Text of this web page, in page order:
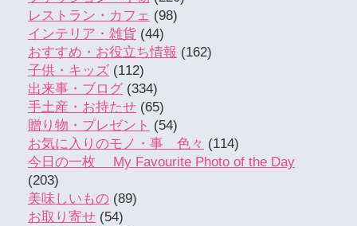
レストラン・カフェ (98)
インテリア・雑貨 (44)
おすすめ・お役立ち情報 (162)
子供・キッズ (112)
出来事・ブログ (334)
手土産・お持たせ (65)
贈り物・プレゼント (54)
お気に入りのモノ・事 色々 (114)
今日の一枚 My Favourite Photo of the Day
(203)
美味しいもの (89)
お取り寄せ (54)